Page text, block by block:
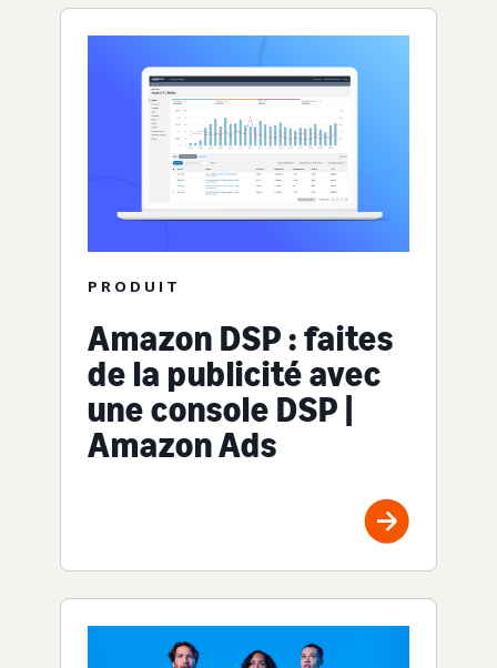
PRODUIT
Amazon DSP : faites
de la publicité avec
une console DSP |
Amazon Ads